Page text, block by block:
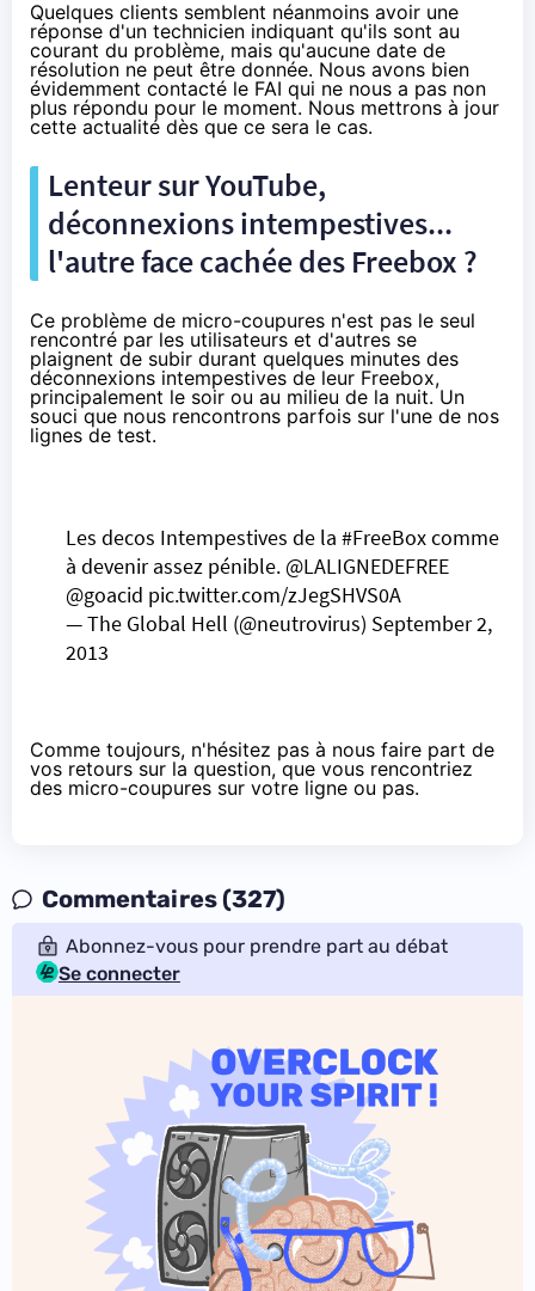
Quelques clients semblent néanmoins avoir une
réponse d'un technicien indiquant qu'ils sont au
courant du problème, mais qu'aucune date de
résolution ne peut être donnée. Nous avons bien
évidemment contacté le FAI qui ne nous a pas non
plus répondu pour le moment. Nous mettrons à jour
cette actualité dès que ce sera le cas.
Lenteur sur YouTube,
déconnexions intempestives...
l'autre face cachée des Freebox ?
Ce problème de micro-coupures n'est pas le seul
rencontré par les utilisateurs et d'autres se
plaignent de subir durant quelques minutes des
déconnexions intempestives de leur Freebox,
principalement le soir ou au milieu de la nuit. Un
souci que nous rencontrons parfois sur l'une de nos
lignes de test.
Les decos Intempestives de la #FreeBoxcomme
à devenir assez pénible. @LALIGNEDEFREE
@goacid pic.twitter.com/zJegSHVS0A
— The Global Hell (@neutrovirus) September 2,
2013
Comme toujours, n'hésitez pas à nous faire part de
vos retours sur la question, que vous rencontriez
des micro-coupures sur votre ligne ou pas.
Commentaires (327)
Abonnez-vous pour prendre part au débat
Se connecter